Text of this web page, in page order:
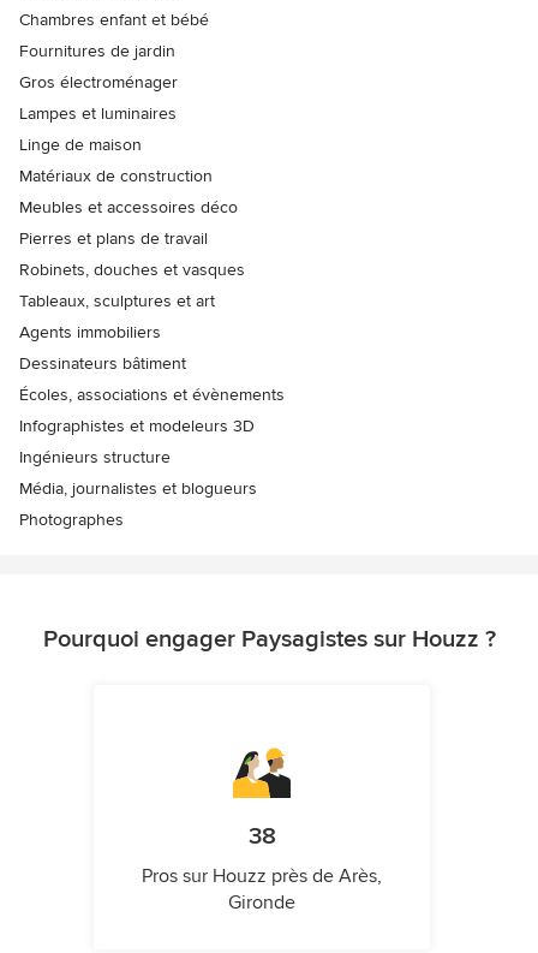
Chambres enfant et bébé
Fournitures de jardin
Gros électroménager
Lampes et luminaires
Linge de maison
Matériaux de construction
Meubles et accessoires déco
Pierres et plans de travail
Robinets, douches et vasques
Tableaux, sculptures et art
Agents immobiliers
Dessinateurs bâtiment
Écoles, associations et évènements
Infographistes et modeleurs 3D
Ingénieurs structure
Média, journalistes et blogueurs
Photographes
Pourquoi engager Paysagistes sur Houzz ?
38
Pros sur Houzz près de Arès,
Gironde